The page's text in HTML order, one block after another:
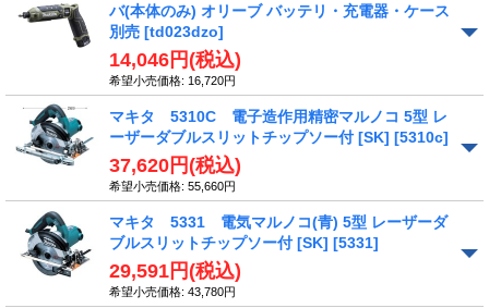
バ(本体のみ) オリーブ バッテリ・充電器・ケース
別売 [td023dzo]
14,046円 (税込)
希望小売価格: 16,720円
マキタ 5310C 電子造作用精密マルノコ 5型 レ
ーザーダブルスリットチップソー付 [SK] [5310c]
37,620円 (税込)
希望小売価格: 55,660円
マキタ 5331 電気マルノコ(青) 5型 レーザーダ
ブルスリットチップソー付 [SK] [5331]
29,591円 (税込)
希望小売価格: 43,780円